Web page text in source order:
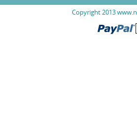
Copyright 2013